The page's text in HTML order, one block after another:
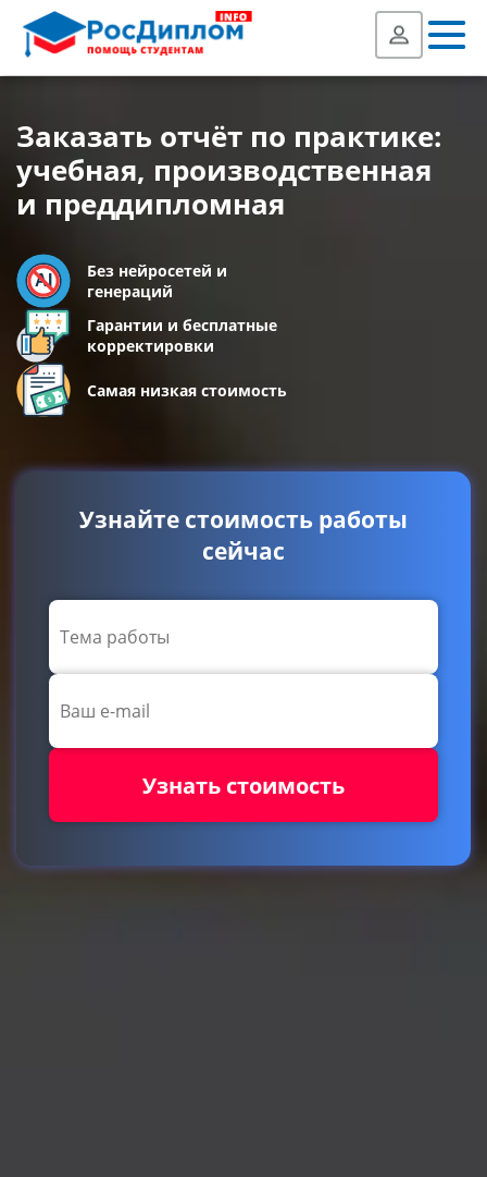
Заказать отчёт по практике:
учебная, производственная
и преддипломная
Без нейросетей и
генераций
Гарантии и бесплатные
корректировки
Самая низкая стоимость
Узнайте стоимость работы
сейчас